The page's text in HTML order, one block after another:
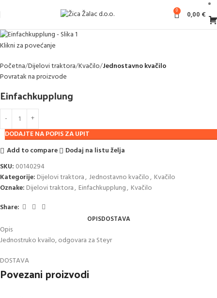
0 0,00 €
Klikni za povećanje
Početna Dijelovi traktora Kvačilo Jednostavno kvačilo
Povratak na proizvode
Einfachkupplung
DODAJTE NA POPIS ZA UPIT
Add to compare
Dodaj na listu želja
SKU: 00140294
Kategorije: Dijelovi traktora, Jednostavno kvačilo, Kvačilo
Oznake: Dijelovi traktora, Einfachkupplung, Kvačilo
Share:
OPISDOSTAVA
Opis
Jednostruko kvailo, odgovara za Steyr
DOSTAVA
Povezani proizvodi